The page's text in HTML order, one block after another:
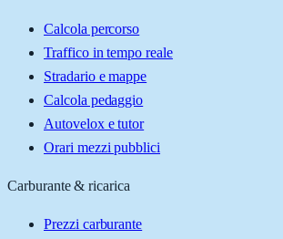
Calcola percorso
Traffico in tempo reale
Stradario e mappe
Calcola pedaggio
Autovelox e tutor
Orari mezzi pubblici
Carburante & ricarica
Prezzi carburante